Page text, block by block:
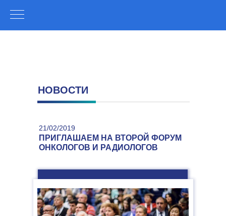
НОВОСТИ
ПРИГЛАШАЕМ НА ВТОРОЙ ФОРУМ
ОНКОЛОГОВ И РАДИОЛОГОВ
21/02/2019